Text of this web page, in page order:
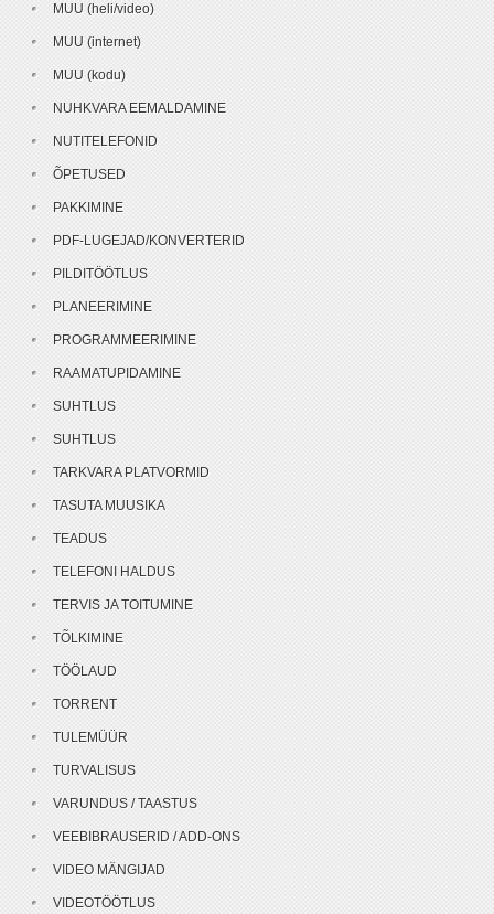
MUU (heli/video)
MUU (internet)
MUU (kodu)
NUHKVARA EEMALDAMINE
NUTITELEFONID
ÕPETUSED
PAKKIMINE
PDF-LUGEJAD/KONVERTERID
PILDITÖÖTLUS
PLANEERIMINE
PROGRAMMEERIMINE
RAAMATUPIDAMINE
SUHTLUS
SUHTLUS
TARKVARA PLATVORMID
TASUTA MUUSIKA
TEADUS
TELEFONI HALDUS
TERVIS JA TOITUMINE
TÕLKIMINE
TÖÖLAUD
TORRENT
TULEMÜÜR
TURVALISUS
VARUNDUS / TAASTUS
VEEBIBRAUSERID / ADD-ONS
VIDEO MÄNGIJAD
VIDEOTÖÖTLUS